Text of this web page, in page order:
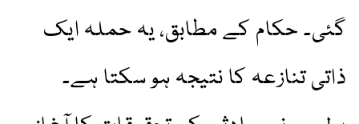
گئی۔ حکام کے مطابق، یہ حملہ ایک
ذاتی تنازعہ کا نتیجہ ہو سکتا ہے۔